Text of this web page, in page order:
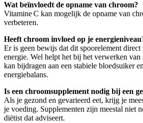
Wat beïnvloedt de opname van chroom?
Vitamine C kan mogelijk de opname van
verbeteren.
Heeft chroom invloed op je
Er is geen bewijs dat dit spoorelement
energie. Wel helpt het bij het verwerken van
kan bijdragen aan een stabiele bloedsuiker
energiebalans.
Is een chroomsupplement nodig bij een
Als je gezond en gevarieerd eet, krijg je
je voeding. Supplementen zijn meestal niet
diëtist dat adviseert.